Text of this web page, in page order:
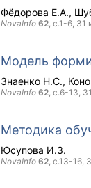
Фёдорова Е.А.
NovaInfo 62, с.1-6, 31
Модель
Знаенко Н.С.
NovaInfo 62, с.6-13,
Методика
Юсупова И.З.
NovaInfo 62, с.13-16,